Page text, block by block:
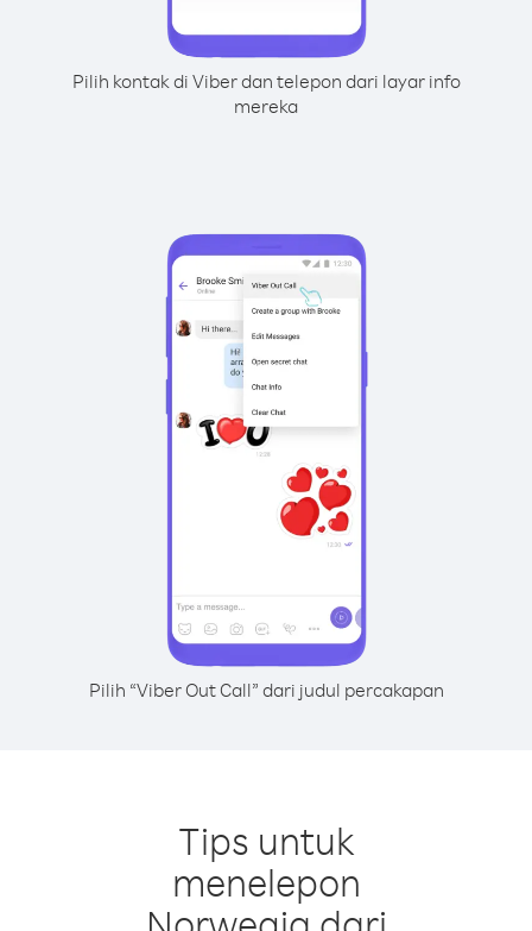
Pilih kontak di Viber dan telepon dari layar info
mereka
Pilih “Viber Out Call” dari judul percakapan
Tips untuk
menelepon